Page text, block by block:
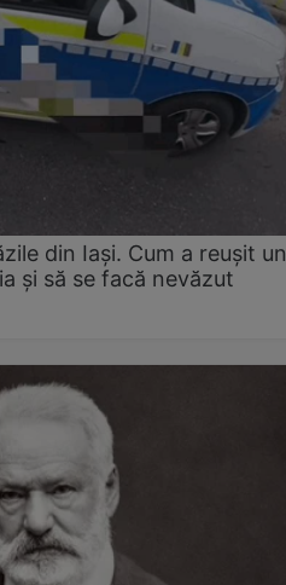
din Iași. Cum a reușit un
și să se facă nevăzut